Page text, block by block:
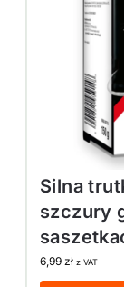
Silna
szczury
6,99 zł z VAT